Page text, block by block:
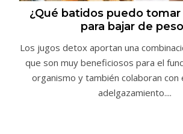
¿Qué batidos puedo tomar
para bajar de
Los jugos detox aportan una
que son muy beneficiosos para el
organismo y también colaboran con
adelgazamiento....